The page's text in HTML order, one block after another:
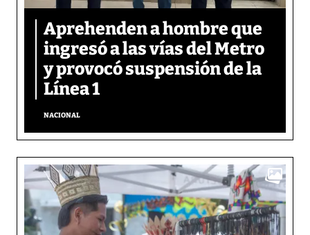
Aprehenden a hombre que
ingresó a las vías del Metro
y provocó suspensión de la
Línea 1
NACIONAL